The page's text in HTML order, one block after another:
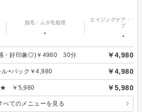
脱毛・ムダ毛処理
-
エイジングケア・リ
プ
-
・好印象◎)￥4980 30分 ￥4,980
ル+パック￥4,980 ￥4,980
★ ￥5,980 ￥5,980
べてのメニューを見る